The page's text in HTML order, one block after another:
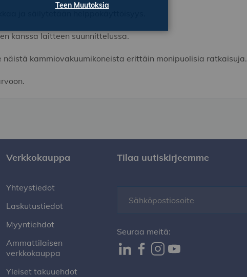
ja säilytetään helppokäyttöisyys.
kanssa laitteen suunnittelussa.
kammiovakuumikoneista erittäin monipuolisia ratkaisuja.
Verkkokauppa
Yhteystiedot
Laskutustiedot
Myyntiehdot
Ammattilaisen
verkkokauppa
Yleiset takuuehdot
Tilaa uutiskirjeemme
Seuraa meitä:
Teen Muutoksia